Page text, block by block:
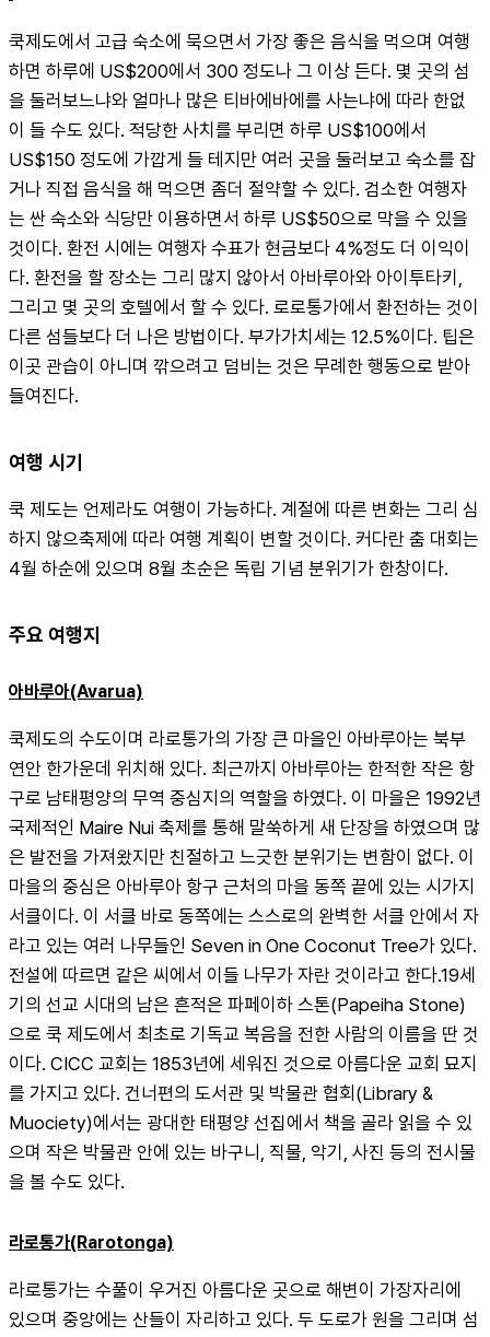
쿡제도에서 고급 숙소에 묵으면서 가장 좋은 음식을 먹으며 여행
하면 하루에 US$200에서 300 정도나 그 이상 든다. 몇 곳의 섬
을 둘러보느냐와 얼마나 많은 티바에바에를 사는냐에 따라 한없
이 들 수도 있다. 적당한 사치를 부리면 하루 US$100에서
US$150 정도에 가깝게 들 테지만 여러 곳을 둘러보고 숙소를 잡
거나 직접 음식을 해 먹으면 좀더 절약할 수 있다. 검소한 여행자
는 싼 숙소와 식당만 이용하면서 하루 US$50으로 막을 수 있을
것이다. 환전 시에는 여행자 수표가 현금보다 4%정도 더 이익이
다. 환전을 할 장소는 그리 많지 않아서 아바루아와 아이투타키,
그리고 몇 곳의 호텔에서 할 수 있다. 로로통가에서 환전하는 것이
다른 섬들보다 더 나은 방법이다. 부가가치세는 12.5%이다. 팁은
이곳 관습이 아니며 깎으려고 덤비는 것은 무례한 행동으로 받아
들여진다.
여행 시기
쿡 제도는 언제라도 여행이 가능하다. 계절에 따른 변화는 그리 심
하지 않으축제에 따라 여행 계획이 변할 것이다. 커다란 춤 대회는
4월 하순에 있으며 8월 초순은 독립 기념 분위기가 한창이다.
주요 여행지
아바루아(Avarua)
쿡제도의 수도이며 라로통가의 가장 큰 마을인 아바루아는 북부
연안 한가운데 위치해 있다. 최근까지 아바루아는 한적한 작은 항
구로 남태평양의 무역 중심지의 역할을 하였다. 이 마을은 1992년
국제적인 Maire Nui 축제를 통해 말쑥하게 새 단장을 하였으며 많
은 발전을 가져왔지만 친절하고 느긋한 분위기는 변함이 없다. 이
마을의 중심은 아바루아 항구 근처의 마을 동쪽 끝에 있는 시가지
서클이다. 이 서클 바로 동쪽에는 스스로의 완벽한 서클 안에서 자
라고 있는 여러 나무들인 Seven in One Coconut Tree가 있다.
전설에 따르면 같은 씨에서 이들 나무가 자란 것이라고 한다.19세
기의 선교 시대의 남은 흔적은 파페이하 스톤(Papeiha Stone)
으로 쿡 제도에서 최초로 기독교 복음을 전한 사람의 이름을 딴 것
이다. CICC 교회는 1853년에 세워진 것으로 아름다운 교회 묘지
를 가지고 있다. 건너편의 도서관 및 박물관 협회(Library &
Muociety)에서는 광대한 태평양 선집에서 책을 골라 읽을 수 있
으며 작은 박물관 안에 있는 바구니, 직물, 악기, 사진 등의 전시물
을 볼 수도 있다.
라로통가(Rarotonga)
라로통가는 수풀이 우거진 아름다운 곳으로 해변이 가장자리에
있으며 중앙에는 산들이 자리하고 있다. 두 도로가 원을 그리며 섬